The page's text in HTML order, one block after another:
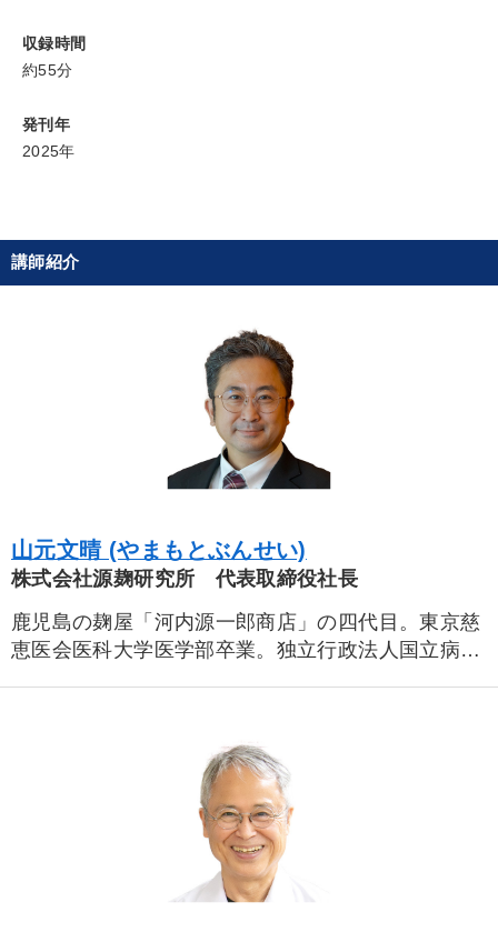
リーダーシップ
M&A
海外の成功事例
※「更新」を押すと「タグ・キーワード」を更新いただけます。
収録時間
約55分
発刊年
2025年
講師紹介
山元文晴 (やまもとぶんせい)
株式会社源麹研究所 代表取締役社長
鹿児島の麹屋「河内源一郎商店」の四代目。東京慈
恵医会医科大学医学部卒業。独立行政法人国立病院
研究科先端医科学専攻博士課程修了。